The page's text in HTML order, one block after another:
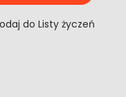
do Listy życzeń